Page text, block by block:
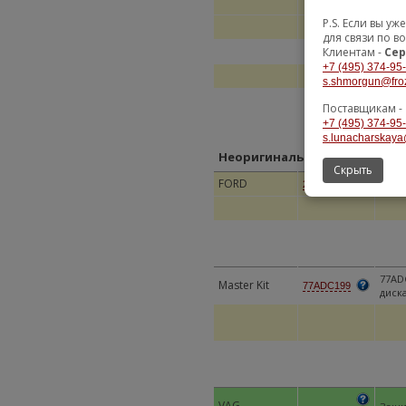
Неоригинальные замены
FORD 2632564
Master Kit 77ADC199
P.S. Если вы
для связи по
Клиентам -
+7 (495) 374-
Поставщикам -
+7 (495) 374-
Скрыть